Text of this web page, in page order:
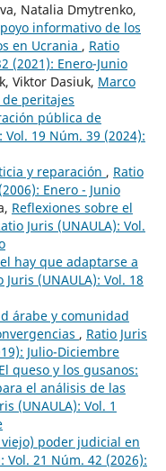
Natalia Dmytrenko,
informativo de los
en Ucrania , Ratio
(2021): Enero-Junio
Viktor Dasiuk, Marco
peritajes
pública de
Vol. 19 Núm. 39 (2024):
y reparación , Ratio
Enero - Junio
Reflexiones sobre el
Juris (UNAULA): Vol.
hay que adaptarse a
Juris (UNAULA): Vol. 18
árabe y comunidad
, Ratio Juris
Julio-Diciembre
El queso y los gusanos:
el análisis de las
(UNAULA): Vol. 1
viejo) poder judicial en
Vol. 21 Núm. 42 (2026):